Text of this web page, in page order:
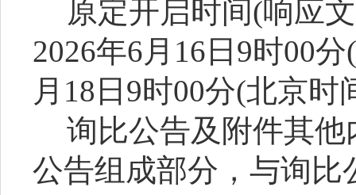
原定开启时间(响应
2026年6月 16 日 9时00
月 18 日 9时00分(北京时
询比公告及附件其他
公告组成部分，与询